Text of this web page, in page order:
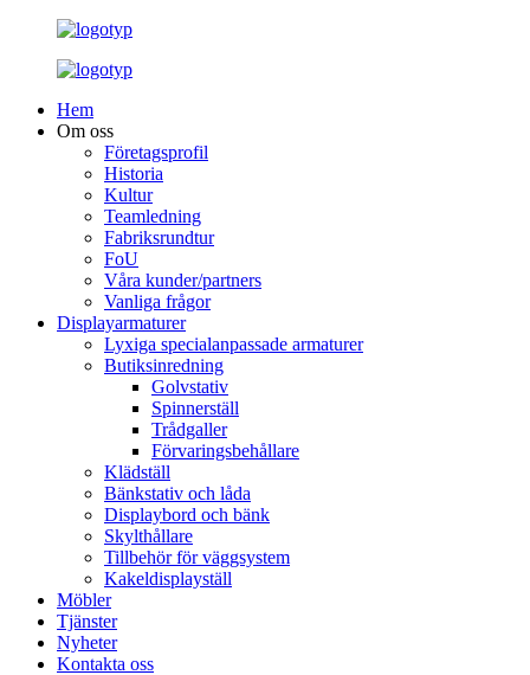
Hem
Om oss
Företagsprofil
Historia
Kultur
Teamledning
Fabriksrundtur
FoU
Våra kunder/partners
Vanliga frågor
Displayarmaturer
Lyxiga specialanpassade armaturer
Butiksinredning
Golvstativ
Spinnerställ
Trådgaller
Förvaringsbehållare
Klädställ
Bänkstativ och låda
Displaybord och bänk
Skylthållare
Tillbehör för väggsystem
Kakeldisplayställ
Möbler
Tjänster
Nyheter
Kontakta oss